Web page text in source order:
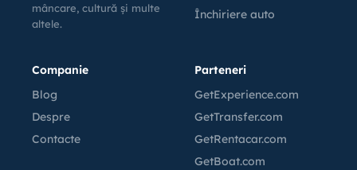
mâncare, cultură și multe
altele.
Închiriere auto
Companie
Blog
Despre
Contacte
Parteneri
GetExperience.com
GetTransfer.com
GetRentacar.com
GetBoat.com